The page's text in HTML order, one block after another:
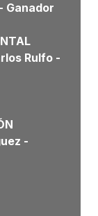
Ganador
Rulfo -
-